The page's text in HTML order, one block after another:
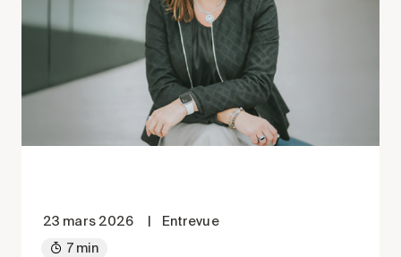
23 mars 2026
Entrevue
7 min